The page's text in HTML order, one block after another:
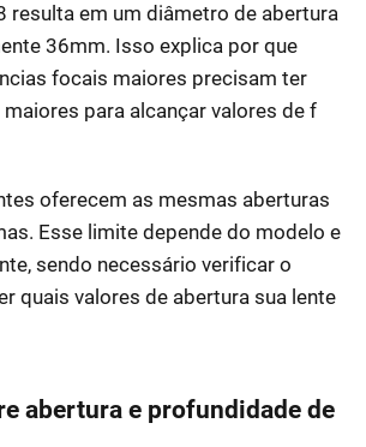
resulta em um diâmetro de abertura
36mm. Isso explica por que
focais maiores precisam ter
para alcançar valores de f
oferecem as mesmas aberturas
Esse limite depende do modelo e
sendo necessário verificar o
quais valores de abertura sua lente
abertura e profundidade de